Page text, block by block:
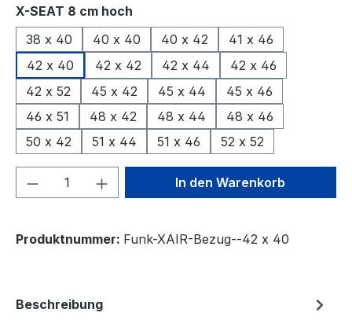
X-SEAT 8 cm hoch
38 x 40
40 x 40 40 x 42
41 x 46
42 x 40
42 x 42 42 x 44
42 x 46
42 x 52
45 x 42 45 x 44
45 x 46
46 x 51
48 x 42 48 x 44
48 x 46
50 x 42
51 x 44 51 x 46 52 x 52
Produkt Anzahl: Gib denIn den Warenkorb
Produktnummer: Funk-XAIR-Bezug--42 x 40
Beschreibung